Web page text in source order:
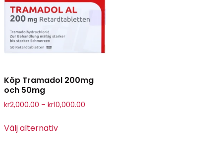
Köp Tramadol 200mg
och 50mg
kr2,000.00 – kr10,000.00
Välj alternativ